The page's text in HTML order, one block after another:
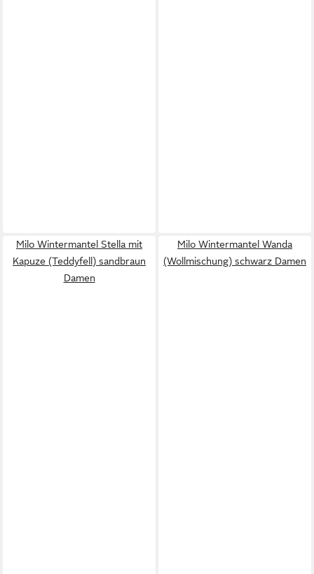
Milo Wintermantel Stella mit
Kapuze (Teddyfell) sandbraun
Damen
Milo Wintermantel Wanda
(Wollmischung) schwarz Damen